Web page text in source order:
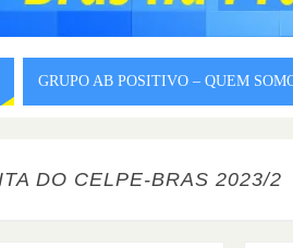
GRUPO AB POSITIVO – QUEM
DO CELPE-BRAS 2023/2